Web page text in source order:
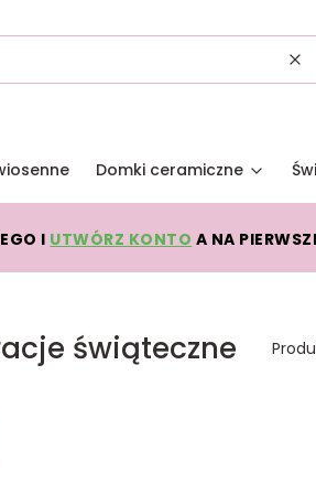
Domki ceramiczne
I UTWÓRZ KONTO A NA
świąteczne